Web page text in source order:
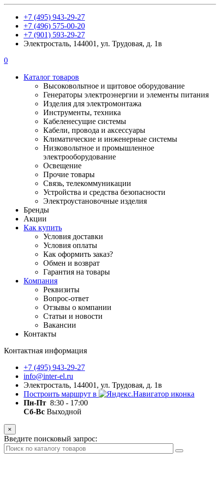
+7 (495) 943-29-27
+7 (496) 575-00-20
+7 (901) 593-29-27
Электросталь, 144001, ул. Трудовая, д. 1в
0
Каталог товаров
Высоковольтное и щитовое оборудование
Генераторы электроэнергии и элементы питания
Изделия для электромонтажа
Инструменты, техника
Кабеленесущие системы
Кабели, провода и аксессуары
Климатические и инженерные системы
Низковольтное и промышленное
электрооборудование
Освещение
Прочие товары
Связь, телекоммуникации
Устройства и средства безопасности
Электроустановочные изделия
Бренды
Акции
Как купить
Условия доставки
Условия оплаты
Как оформить заказ?
Обмен и возврат
Гарантия на товары
Компания
Реквизиты
Вопрос-ответ
Отзывы о компании
Статьи и новости
Вакансии
Контакты
Контактная информация
+7 (495) 943-29-27
info@inter-el.ru
Электросталь, 144001, ул. Трудовая, д. 1в
Построить маршрут в
Пн-Пт 8:30 - 17:00
Сб-Вс Выходной
×
Введите поисковый запрос: